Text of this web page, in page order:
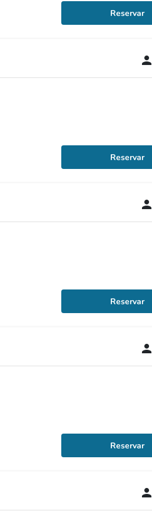
Reservar
person
Reservar
person
Reservar
person
Reservar
person